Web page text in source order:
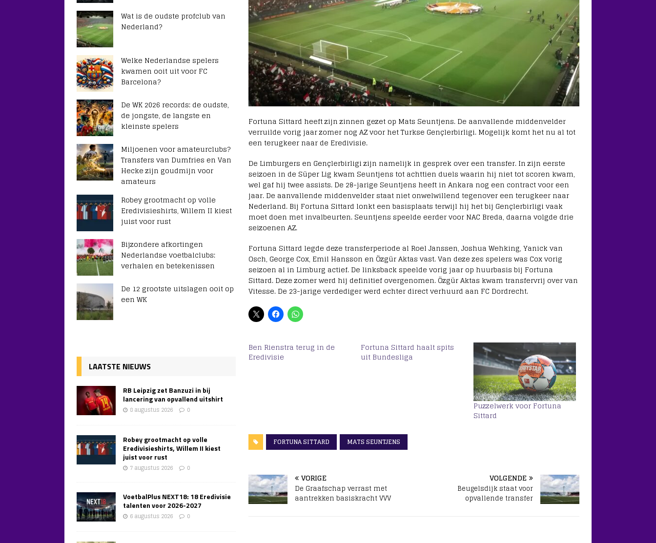
Fortuna Sittard heeft zijn zinnen gezet op Mats Seuntjens. De aanvallende middenvelder
verruilde vorig jaar zomer nog AZ voor het Turkse Gençlerbirligi. Mogelijk komt het nu al tot
een terugkeer naar de Eredivisie.
De Limburgers en Gençlerbirligi zijn namelijk in gesprek over een transfer. In zijn eerste
seizoen in de Süper Lig kwam Seuntjens tot achttien duels waarin hij niet tot scoren kwam,
wel gaf hij twee assists. De 28-jarige Seuntjens heeft in Ankara nog een contract voor een
jaar. De aanvallende middenvelder staat niet onwelwillend tegenover een terugkeer naar
Nederland. Bij Fortuna Sittard lonkt een basisplaats terwijl hij het bij Gençlerbirligi vaak
moet doen met invalbeurten. Seuntjens speelde eerder voor NAC Breda, daarna volgde drie
seizoenen AZ.
Fortuna Sittard legde deze transferperiode al Roel Janssen, Joshua Wehking, Yanick van
Osch, George Cox, Emil Hansson en Özgür Aktas vast. Van deze zes spelers was Cox vorig
seizoen al in Limburg actief. De linksback speelde vorig jaar op huurbasis bij Fortuna
Sittard. Deze zomer werd hij definitief overgenomen. Özgür Aktas kwam transfervrij over van
Vitesse. De 23-jarige verdediger werd echter direct verhuurd aan FC Dordrecht.
Ben Rienstra terug in de
Eredivisie
Fortuna Sittard haalt spits
uit Bundesliga
Puzzelwerk voor Fortuna
Sittard
FORTUNA SITTARD MATS SEUNTJENS
VORIGE
De Graafschap verrast met
aantrekken basiskracht VVV
VOLGENDE
Beugelsdijk staat voor
opvallende transfer
Wat is de oudste profclub van
Nederland?
Welke Nederlandse spelers
kwamen ooit uit voor FC
Barcelona?
De WK 2026 records: de oudste,
de jongste, de langste en
kleinste spelers
Miljoenen voor amateurclubs?
Transfers van Dumfries en Van
Hecke zijn goudmijn voor
amateurs
Robey grootmacht op volle
Eredivisieshirts, Willem II kiest
juist voor rust
Bijzondere afkortingen
Nederlandse voetbalclubs:
verhalen en betekenissen
De 12 grootste uitslagen ooit op
een WK
LAATSTE NIEUWS
RB Leipzig zet Banzuzi in bij
lancering van opvallend uitshirt
8 augustus 2026 0
Robey grootmacht op volle
Eredivisieshirts, Willem II kiest
juist voor rust
7 augustus 2026 0
VoetbalPlus NEXT18: 18 Eredivisie
talenten voor 2026-2027
6 augustus 2026 0